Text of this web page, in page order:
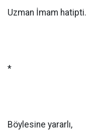
Uzman İmam hatipti.
*
Böylesine yararlı,